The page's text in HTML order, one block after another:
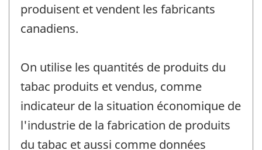
produisent et vendent les fabricants
canadiens.
On utilise les quantités de produits du
tabac produits et vendus, comme
indicateur de la situation économique de
l'industrie de la fabrication de produits
du tabac et aussi comme données